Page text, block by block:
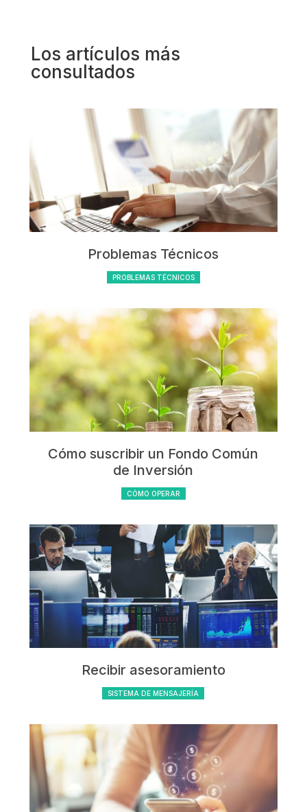
Los artículos más
consultados
Problemas Técnicos
PROBLEMAS TÉCNICOS
Cómo suscribir un Fondo Común
de Inversión
CÓMO OPERAR
Recibir asesoramiento
SISTEMA DE MENSAJERÍA